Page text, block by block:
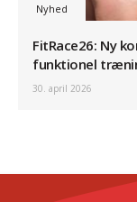
Nyhed
FitRace26: Ny
funktionel
30. april 2026